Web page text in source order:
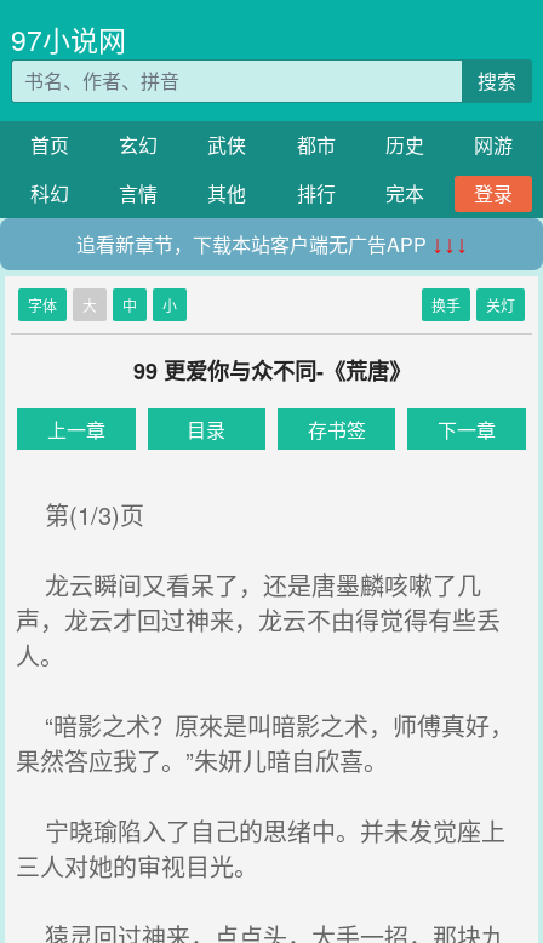
97小说网
搜索
首页 玄幻 武侠 都市 历史
网游
科幻
言情 其他 排行 完本
登录
追看新章节，下载本站客户端无广告APP ↓↓↓
字体 大 中 小 换手 关灯
99 更爱你与众不同-《荒唐》
上一章 目录 存书签 下一章
第(1/3)页
龙云瞬间又看呆了，还是唐墨麟咳嗽了几
声，龙云才回过神来，龙云不由得觉得有些丢
人。
“暗影之术？原來是叫暗影之术，师傅真好，
果然答应我了。”朱妍儿暗自欣喜。
宁晓瑜陷入了自己的思绪中。并未发觉座上
三人对她的审视目光。